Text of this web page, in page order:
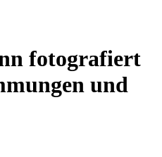
fotografiert
und